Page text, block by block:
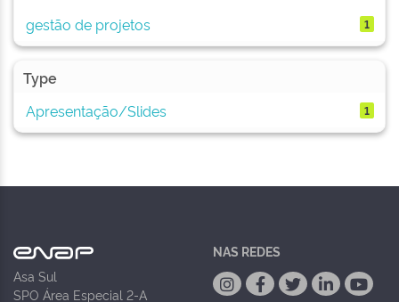
gestão de projetos 1
Type
Apresentação/Slides
1
Asa Sul
SPO Área Especial 2-A
NAS REDES